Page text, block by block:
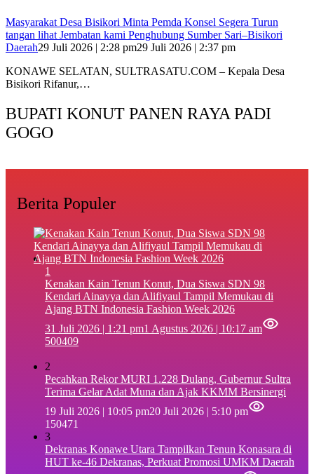
Masyarakat Desa Bisikori Minta Pemda Konsel Segera Turun
tangan lihat Jembatan kami Penghubung Sumber Sari–Bisikori
Daerah29 Juli 2026 | 2:28 pm29 Juli 2026 | 2:37 pm
KONAWE SELATAN, SULTRASATU.COM – Kepala Desa
Bisikori Rifanur,…
BUPATI KONUT PANEN RAYA PADI
GOGO
Berita Populer
1
‎Kenakan Kain Tenun Konut, Dua Siswa SDN 98
Kendari Ainayya dan Alifiyaul Tampil Memukau di
Ajang BTN Indonesia Fashion Week 2026
31 Juli 2026 | 1:21 pm1 Agustus 2026 | 10:17 am
500409
2
Pecahkan Rekor MURI 1.228 Dulang, Gubernur Sultra
Terima Gelar Adat Muna dan Ajak KKMM Bersinergi
19 Juli 2026 | 10:05 pm20 Juli 2026 | 5:10 pm
150471
3
Dekranas Konawe Utara Tampilkan Tenun Konasara di
HUT ke-46 Dekranas, Perkuat Promosi UMKM Daerah